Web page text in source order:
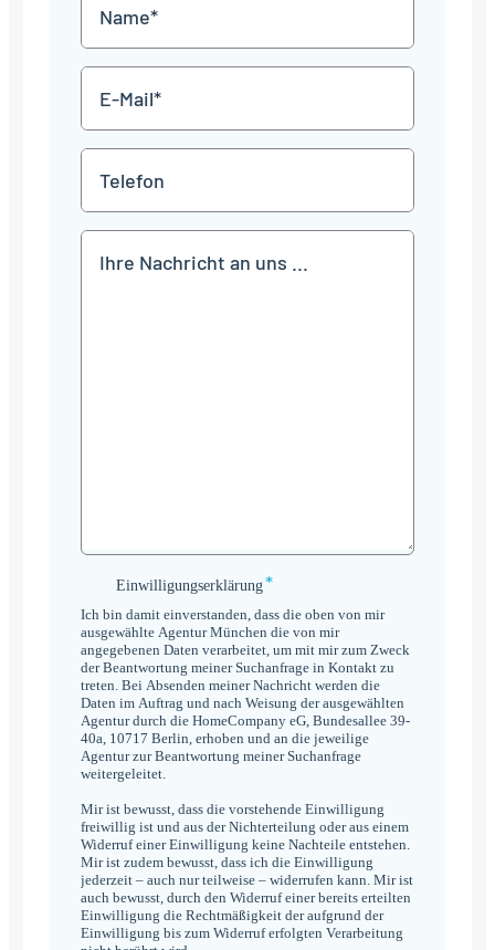
JJJJ
Mail
*
Einwilligungserklärung
Einwilligungserklärung*
Ich bin damit einverstanden, dass die oben von mir
ausgewählte Agentur München die von mir
angegebenen Daten verarbeitet, um mit mir zum Zweck
der Beantwortung meiner Suchanfrage in Kontakt zu
treten. Bei Absenden meiner Nachricht werden die
Daten im Auftrag und nach Weisung der ausgewählten
Agentur durch die HomeCompany eG, Bundesallee 39-
40a, 10717 Berlin, erhoben und an die jeweilige
Agentur zur Beantwortung meiner Suchanfrage
weitergeleitet.
Mir ist bewusst, dass die vorstehende Einwilligung
freiwillig ist und aus der Nichterteilung oder aus einem
Widerruf einer Einwilligung keine Nachteile entstehen.
Mir ist zudem bewusst, dass ich die Einwilligung
jederzeit – auch nur teilweise – widerrufen kann. Mir ist
auch bewusst, durch den Widerruf einer bereits erteilten
Einwilligung die Rechtmäßigkeit der aufgrund der
Einwilligung bis zum Widerruf erfolgten Verarbeitung